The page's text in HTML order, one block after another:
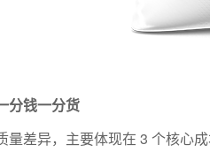
分钱一分货
差异，主要体现在 3 个核心成